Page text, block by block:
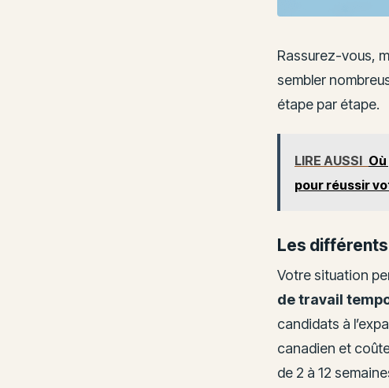
Rassurez-vous,
sembler
étape par étape.
LIRE AUSSI
pour réussir
Les
Votre situation
de travail
candidats à
canadien et
de 2 à 12